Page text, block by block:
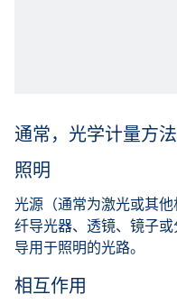
通常，光学计量方
照明
光源（通常为激光或其
纤导光器、透镜、镜子
导用于照明的光路。
相互作用